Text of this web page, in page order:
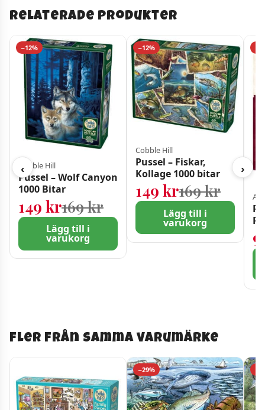
Relaterade produkter
‹
−12%
Cobble Hill
Pussel – Wolf Canyon
1000 Bitar
169krDet ursprungliga
149 kr Det nuvarande priset
Lägg till i
varukorg
−12%
Cobble Hill
Pussel – Fiskar,
Kollage 1000 bitar
169krDet
149 kr Det
Lägg till i
varukorg
Art
›
Fler från samma varumärke
−29%